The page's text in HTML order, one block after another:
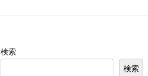
検索
検索